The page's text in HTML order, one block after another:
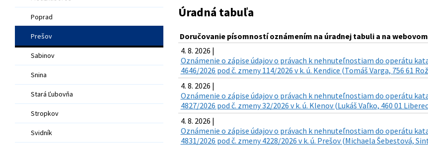
Poprad
Prešov
Sabinov
Snina
Stará Ľubovňa
Stropkov
Svidník
Úradná tabuľa
Doručovanie písomností oznámením na úradnej tabuli a na
4. 8. 2026 |
Oznámenie o zápise údajov o právach k nehnuteľnostiam do operátu
4646/2026 pod č. zmeny 114/2026 v k. ú. Kendice (Tomáš Varga, 756 61
4. 8. 2026 |
Oznámenie o zápise údajov o právach k nehnuteľnostiam do operátu
4827/2026 pod č. zmeny 32/2026 v k. ú. Klenov (Lukáš Vaľko, 460 01
4. 8. 2026 |
Oznámenie o zápise údajov o právach k nehnuteľnostiam do operátu
4831/2026 pod č. zmeny 4228/2026 v k. ú. Prešov (Michaela Šebestová,